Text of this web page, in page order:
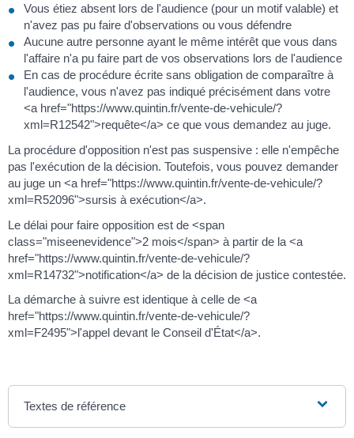
Vous étiez absent lors de l'audience (pour un motif valable) et
n'avez pas pu faire d'observations ou vous défendre
Aucune autre personne ayant le même intérêt que vous dans
l'affaire n'a pu faire part de vos observations lors de l'audience
En cas de procédure écrite sans obligation de comparaître à
l'audience, vous n'avez pas indiqué précisément dans votre
<a href="https://www.quintin.fr/vente-de-vehicule/?
xml=R12542">requête</a> ce que vous demandez au juge.
La procédure d'opposition n'est pas suspensive : elle n'empêche
pas l'exécution de la décision. Toutefois, vous pouvez demander
au juge un <a href="https://www.quintin.fr/vente-de-vehicule/?
xml=R52096">sursis à exécution</a>.
Le délai pour faire opposition est de <span
class="miseenevidence">2 mois</span> à partir de la <a
href="https://www.quintin.fr/vente-de-vehicule/?
xml=R14732">notification</a> de la décision de justice contestée.
La démarche à suivre est identique à celle de <a
href="https://www.quintin.fr/vente-de-vehicule/?
xml=F2495">l'appel devant le Conseil d'État</a>.
Textes de référence